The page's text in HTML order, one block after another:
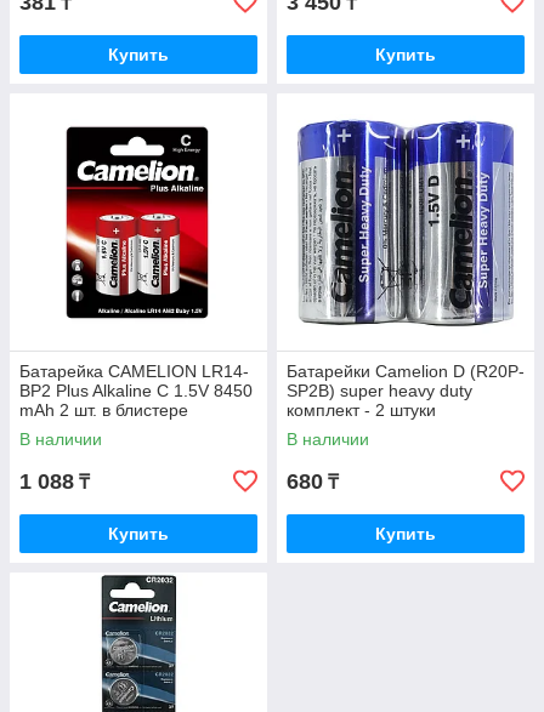
Купить Купить
Батарейка CAMELION LR14-
BP2 Plus Alkaline C 1.5V 8450
mAh 2 шт. в блистере
В наличии
1 088 ₸
Купить
Батарейки Camelion D (R20P-
SP2B) super heavy duty
комплект - 2 штуки
В наличии
680 ₸
Купить